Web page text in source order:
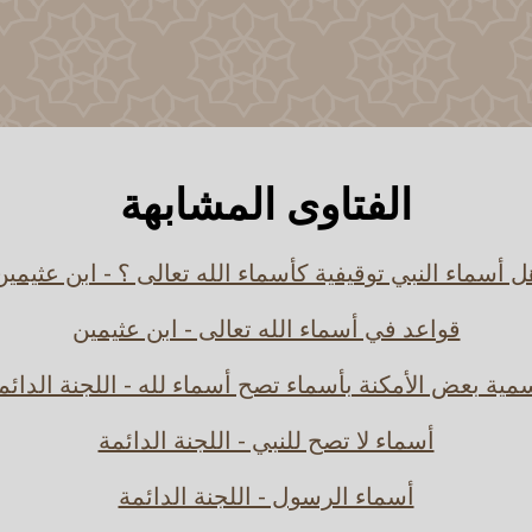
الفتاوى المشابهة
أسماء النبي توقيفية كأسماء الله تعالى ؟ - ابن
قواعد في أسماء الله تعالى - ابن عثيمين
بعض الأمكنة بأسماء تصح أسماء لله - اللجنة
أسماء لا تصح للنبي - اللجنة الدائمة
أسماء الرسول - اللجنة الدائمة